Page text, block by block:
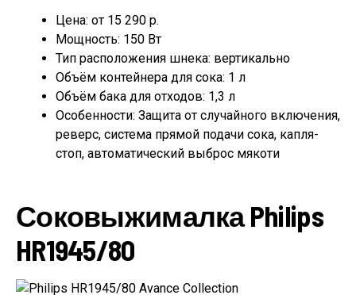
Цена: от 15 290 р.
Мощность: 150 Вт
Тип расположения шнека: вертикально
Объём контейнера для сока: 1 л
Объём бака для отходов: 1,3 л
Особенности: Защита от случайного включения,
реверс, система прямой подачи сока, капля-
стоп, автоматический выброс мякоти
Соковыжималка Philips
HR1945/80